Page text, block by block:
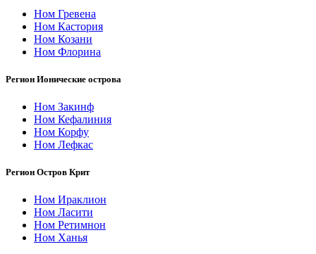
Ном Гревена
Ном Кастория
Ном Козани
Ном Флорина
Регион Ионические острова
Ном Закинф
Ном Кефалиния
Ном Корфу
Ном Лефкас
Регион Остров Крит
Ном Ираклион
Ном Ласити
Ном Ретимнон
Ном Ханья